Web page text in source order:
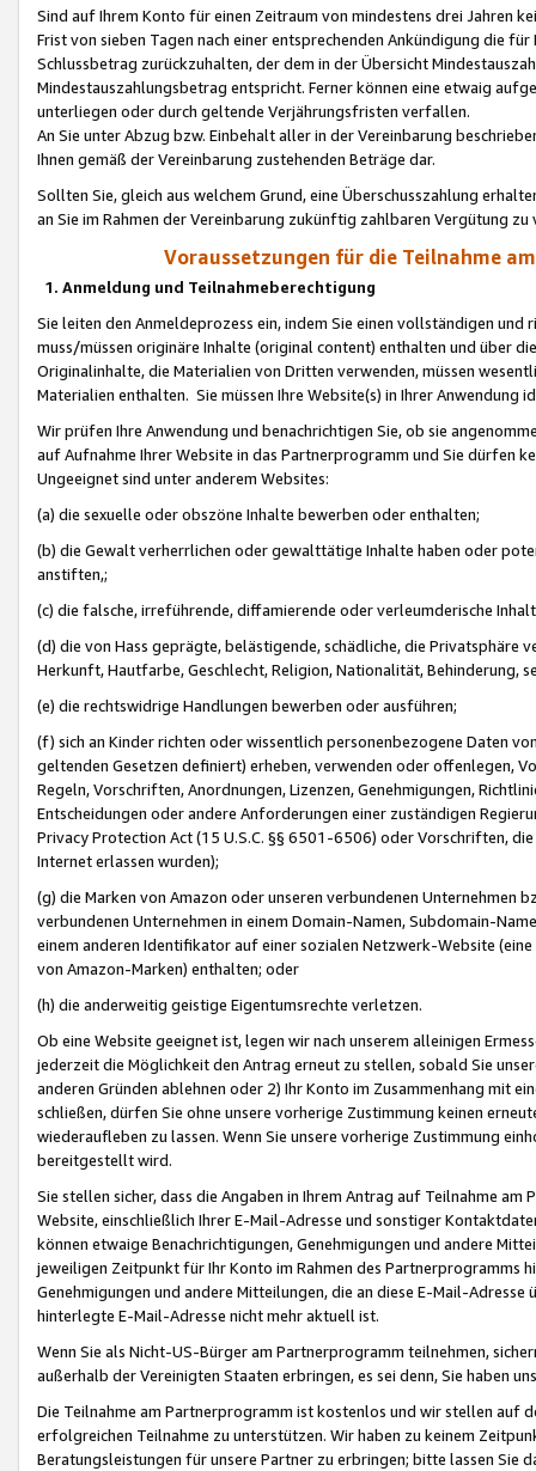
Sind auf Ihrem Konto für einen Zeitraum von mindestens drei Jahren
Frist von sieben Tagen nach einer entsprechenden Ankündigung die
Schlussbetrag zurückzuhalten, der dem in der Übersicht
Mindestauszahlungsbetrag entspricht. Ferner können eine etwaig
unterliegen oder durch geltende Verjährungsfristen verfallen.
An Sie unter Abzug bzw. Einbehalt aller in der Vereinbarung
Ihnen gemäß der Vereinbarung zustehenden Beträge dar.
Sollten Sie, gleich aus welchem Grund, eine Überschusszahlung
an Sie im Rahmen der Vereinbarung zukünftig zahlbaren Vergütung zu
Voraussetzungen für die Teilnahme
1. Anmeldung und Teilnahmeberechtigung
Sie leiten den Anmeldeprozess ein, indem Sie einen vollständigen
muss/müssen originäre Inhalte (original content) enthalten und über
Originalinhalte, die Materialien von Dritten verwenden, müssen
Materialien enthalten. Sie müssen Ihre Website(s) in Ihrer Anwendung
Wir prüfen Ihre Anwendung und benachrichtigen Sie, ob sie
auf Aufnahme Ihrer Website in das Partnerprogramm und Sie dürfen
Ungeeignet sind unter anderem Websites:
(a) die sexuelle oder obszöne Inhalte bewerben oder enthalten;
(b) die Gewalt verherrlichen oder gewalttätige Inhalte haben oder
anstiften,;
(c) die falsche, irreführende, diffamierende oder verleumderische
(d) die von Hass geprägte, belästigende, schädliche, die Privatsphäre
Herkunft, Hautfarbe, Geschlecht, Religion, Nationalität, Behinderung,
(e) die rechtswidrige Handlungen bewerben oder ausführen;
(f) sich an Kinder richten oder wissentlich personenbezogene Daten
geltenden Gesetzen definiert) erheben, verwenden oder offenlegen,
Regeln, Vorschriften, Anordnungen, Lizenzen, Genehmigungen,
Entscheidungen oder andere Anforderungen einer zuständigen
Privacy Protection Act (15 U.S.C. §§ 6501-6506) oder Vorschriften,
Internet erlassen wurden);
(g) die Marken von Amazon oder unseren verbundenen Unternehmen
verbundenen Unternehmen in einem Domain-Namen, Subdomain-
einem anderen Identifikator auf einer sozialen Netzwerk-Website
von Amazon-Marken) enthalten; oder
(h) die anderweitig geistige Eigentumsrechte verletzen.
Ob eine Website geeignet ist, legen wir nach unserem alleinigen
jederzeit die Möglichkeit den Antrag erneut zu stellen, sobald Sie
anderen Gründen ablehnen oder 2) Ihr Konto im Zusammenhang mit
schließen, dürfen Sie ohne unsere vorherige Zustimmung keinen
wiederaufleben zu lassen. Wenn Sie unsere vorherige Zustimmung
bereitgestellt wird.
Sie stellen sicher, dass die Angaben in Ihrem Antrag auf Teilnahme
Website, einschließlich Ihrer E-Mail-Adresse und sonstiger
können etwaige Benachrichtigungen, Genehmigungen und andere
jeweiligen Zeitpunkt für Ihr Konto im Rahmen des Partnerprogramms
Genehmigungen und andere Mitteilungen, die an diese E-Mail-
hinterlegte E-Mail-Adresse nicht mehr aktuell ist.
Wenn Sie als Nicht-US-Bürger am Partnerprogramm teilnehmen,
außerhalb der Vereinigten Staaten erbringen, es sei denn, Sie haben
Die Teilnahme am Partnerprogramm ist kostenlos und wir stellen auf
erfolgreichen Teilnahme zu unterstützen. Wir haben zu keinem
Beratungsleistungen für unsere Partner zu erbringen; bitte lassen Sie